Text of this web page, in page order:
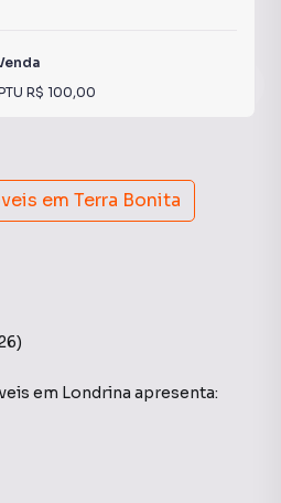
R$ 100,00
em Terra Bonita
em Londrina apresenta: